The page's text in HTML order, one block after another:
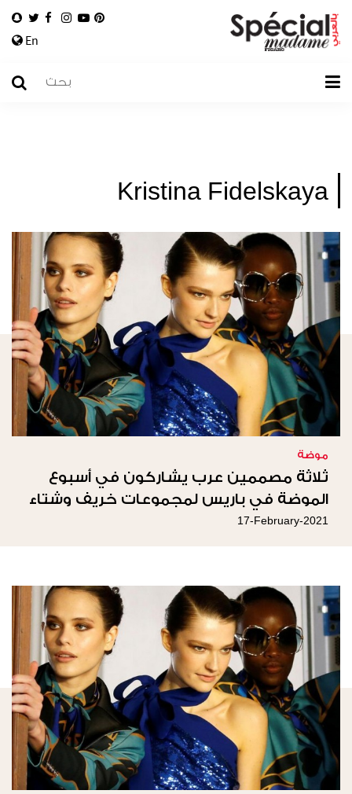
En
Kristina Fidelskaya
موضة
ثلاثة مصممين عرب يشاركون في أسبوع
الموضة في باريس لمجموعات خريف وشتاء
2021-2022
17-February-2021